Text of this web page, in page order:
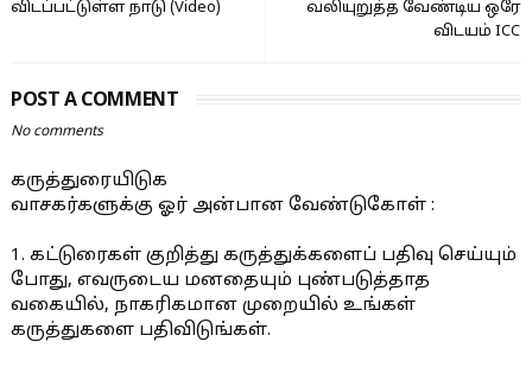
வலியுறுத்த வேண்டிய ஒரே
விடயம் ICC
விடப்பட்டுள்ள நாடு (Video)
POST A COMMENT
No comments
கருத்துரையிடுக
வாசகர்களுக்கு ஓர் அன்பான வேண்டுகோள் :
1. கட்டுரைகள் குறித்து கருத்துக்களைப் பதிவு செய்யும்
போது, எவருடைய மனதையும் புண்படுத்தாத
வகையில், நாகரிகமான முறையில் உங்கள்
கருத்துகளை பதிவிடுங்கள்.